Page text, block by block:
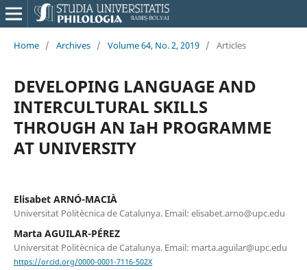
Home / Archives / Volume 64, No. 2, 2019 / Articles
DEVELOPING LANGUAGE AND
INTERCULTURAL SKILLS
THROUGH AN IaH PROGRAMME
AT UNIVERSITY
Elisabet ARNÓ-MACIÀ
Universitat Politècnica de Catalunya. Email: elisabet.arno@upc.edu
Marta AGUILAR-PÉREZ
Universitat Politècnica de Catalunya. Email: marta.aguilar@upc.edu
https://orcid.org/0000-0001-7116-502X